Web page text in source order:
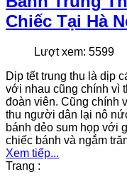
Chiếc Tại Hà
Lượt xem: 5599
Dịp tết trung thu là dịp
với nhau cũng chính vì
đoàn viên. Cũng chính
thu người dân lại nô
bánh dẻo sum họp với
chiếc bánh và ngắm
Xem tiếp...
Trang :